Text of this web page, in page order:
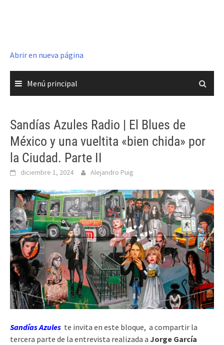
Abrir en nueva página
Menú principal
Sandías Azules Radio | El Blues de
México y una vueltita «bien chida» por
la Ciudad. Parte II
diciembre 1, 2024 Alejandro Puig
Sandías Azules te invita en este bloque, a compartir la
tercera parte de la entrevista realizada a Jorge García